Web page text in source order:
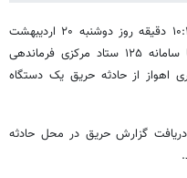
مقصود حق شناس اظهار کرد: در ساعت ۱۰:۴۷ دقیقه روز دوشنبه ۲۰ اردیبهشت
۹۵ ساکنان شهرک حفاری اهواز با تماس با سامانه ۱۲۵ ستاد مرکزی فرماندهی
اهواز از حادثه حریق یک دستگاه
گزارش حریق در محل حادثه